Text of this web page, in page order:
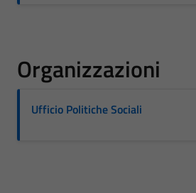
Organizzazioni
Ufficio Politiche Sociali